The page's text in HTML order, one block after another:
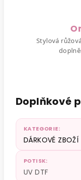
Stylová
Doplňkové
KATEGORIE:
DÁRKOVÉ ZBOŽÍ
POTISK:
UV DTF